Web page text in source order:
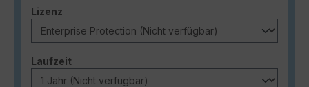
Lizenz
Laufzeitauswählen